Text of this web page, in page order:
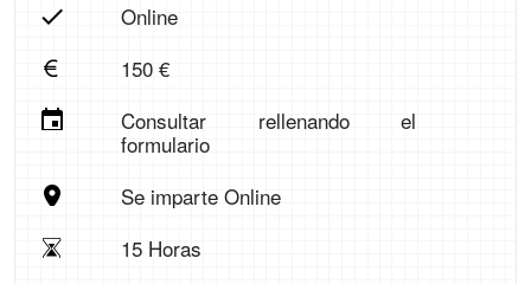
Online
150 €
Consultar rellenando el
formulario
Se imparte Online
15 Horas